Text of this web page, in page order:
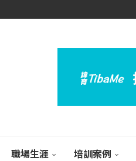
職場生涯 培訓案例